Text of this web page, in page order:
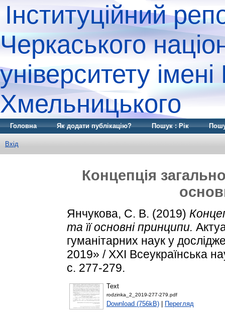
Інституційний
Черкаського
університету
Хмельницького
Головна Як додати публікацію? Пошук : Рік
Вхід
Кoнцeпцiя
Янчyкoвa, C. В. (2019)
та її основні принципи.
гуманітарних наук у
2019» / XXI Всеукраїнська
с. 277-279.
Text
rodzinka_2_2019-277-279.pdf
Download (756kB) Перегляд